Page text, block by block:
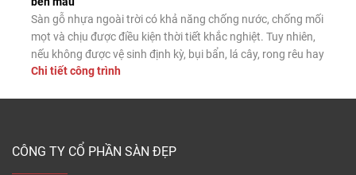
Sàn gỗ nhựa ngoài trời có khả năng chống nước, chống mối
mọt và chịu được điều kiện thời tiết khắc nghiệt. Tuy nhiên,
nếu không được vệ sinh định kỳ, bụi bẩn, lá cây, rong rêu hay
dầu mỡ vẫn có thể tích tụ trên bề mặt, làm giảm tính thẩm
Chi tiết công trình
CÔNG TY CỔ PHẦN SÀN ĐẸP